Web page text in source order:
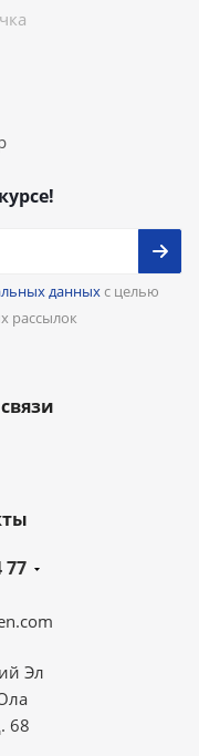
данныхс целью
рассылок
77
Эл
68